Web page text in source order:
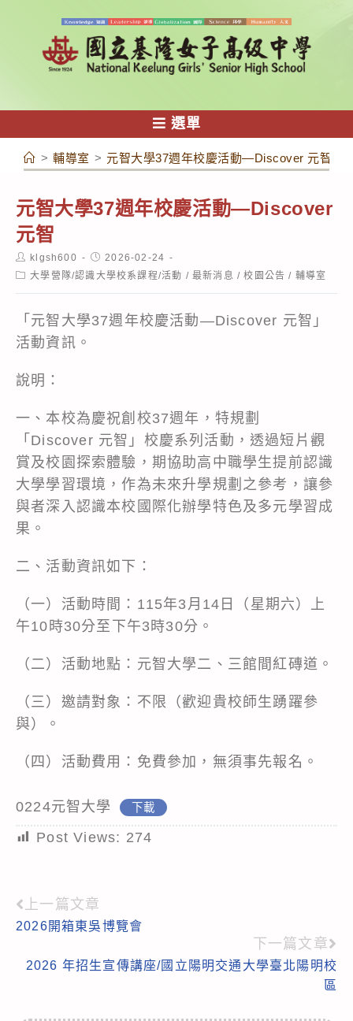
容
選單
> 輔導室 > 元智大學37週年校慶活動—Discover 元智
元智大學37週年校慶活動—Discover
元智
Post
author:
klgsh600
Post
published:
2026-02-24
Post大學營隊/認識大學校系課程/活動 / 最新消息 / 校園公告 / 輔導室
「元智大學37週年校慶活動—Discover 元智」
活動資訊。
說明：
一、本校為慶祝創校37週年，特規劃
「Discover 元智」校慶系列活動，透過短片觀
賞及校園探索體驗，期協助高中職學生提前認識
大學學習環境，作為未來升學規劃之參考，讓參
與者深入認識本校國際化辦學特色及多元學習成
果。
二、活動資訊如下：
（一）活動時間：115年3月14日（星期六）上
午10時30分至下午3時30分。
（二）活動地點：元智大學二、三館間紅磚道。
（三）邀請對象：不限（歡迎貴校師生踴躍參
與）。
（四）活動費用：免費參加，無須事先報名。
0224元智大學 下載
Post Views: 274
Read
more
articles
上一篇文章
2026開箱東吳博覽會
下一篇文章
2026 年招生宣傳講座/國立陽明交通大學臺北陽明校
區